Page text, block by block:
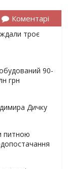
Коментарі
троє
90-
грн
Дичку
питною